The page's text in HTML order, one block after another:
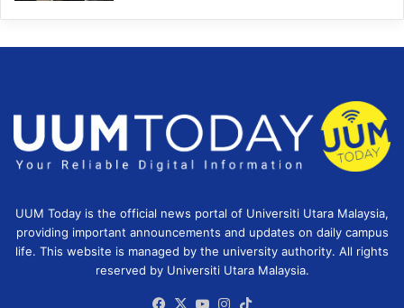
UUM Today is the official news portal of Universiti Utara Malaysia,
providing important announcements and updates on daily campus
life. This website is managed by the university authority. All rights
reserved by Universiti Utara Malaysia.
Facebook
X YouTubeInstagram